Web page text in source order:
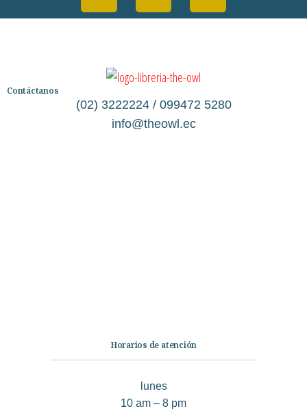
Contáctanos
(02) 3222224 / 099472 5280
info@theowl.ec
Horarios de atención
lunes
10 am – 8 pm